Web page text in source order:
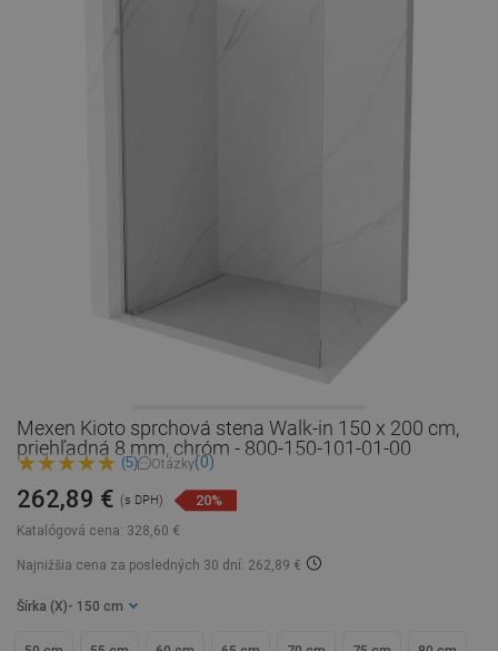
Mexen Kioto sprchová stena Walk-in 150 x 200 cm,
priehľadná 8 mm, chróm - 800-150-101-01-00
(5) Otázky(0)
Katalógová cena: 328,60 €
262,89 € (s DPH) 20%
Najnižšia cena za posledných 30 dní: 262,89 €
Šírka (X) - 150 cm